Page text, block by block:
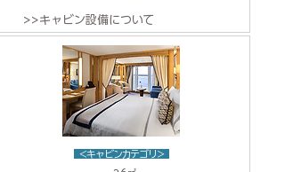
>>キャビン設備について
<キャビンカテゴリ>